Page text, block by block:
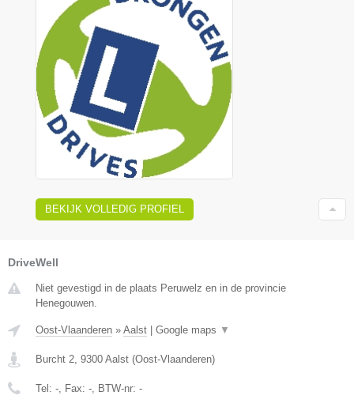
BEKIJK VOLLEDIG PROFIEL
DriveWell
Niet gevestigd in de plaats Peruwelz en in de provincie
Henegouwen.
Oost-Vlaanderen » Aalst | Google maps ▼
Burcht 2 9300 Aalst (Oost-Vlaanderen)
Tel: - , Fax: - , BTW-nr: -